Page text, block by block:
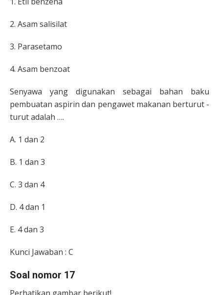
2. Asam salisilat
3. Parasetamo
4. Asam benzoat
Senyawa yang digunakan sebagai bahan baku
pembuatan aspirin dan pengawet makanan berturut -
turut adalah ….
A. 1 dan 2
B. 1 dan 3
C. 3 dan 4
D. 4 dan 1
E. 4 dan 3
Kunci Jawaban : C
Soal nomor 17